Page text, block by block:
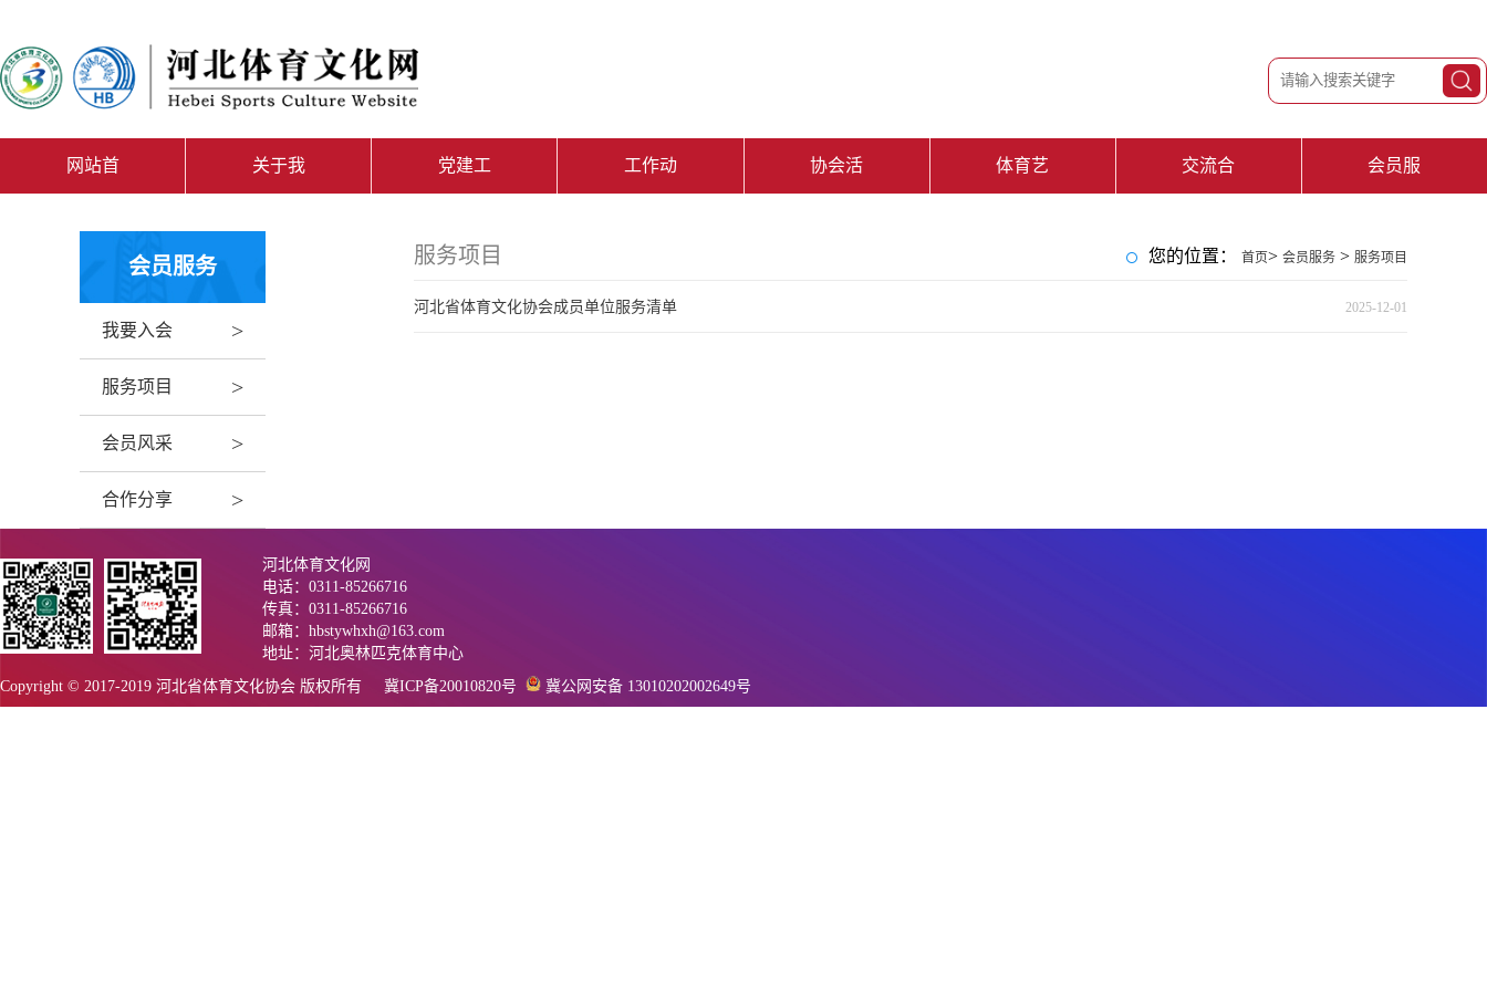
网站首 关于我 党建工 工作动 协会活 体育艺 交流合 会员服
会员服务
我要入会 >
服务项目 >
会员风采 >
合作分享 >
服务项目 您的位置： 首页> 会员服务 > 服务项目
河北省体育文化协会成员单位服务清单 2025-12-01
河北体育文化网
电话：0311-85266716
传真：0311-85266716
邮箱：hbstywhxh@163.com
地址：河北奥林匹克体育中心
Copyright © 2017-2019 河北省体育文化协会 版权所有 冀ICP备20010820号 冀公网安备 13010202002649号